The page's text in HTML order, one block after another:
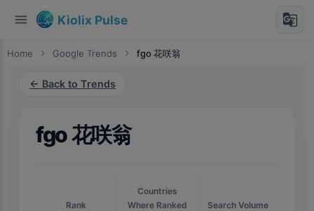
menu Kiolix Pulse g_translate
Home chevron_right Google Trends chevron_right fgo 花咲翁
← Back to Trends
fgo 花咲翁
Rank
Countries
Where Ranked
Search Volume